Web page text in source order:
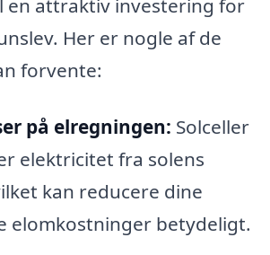
en attraktiv investering for
Her er nogle af de
forvente:
på elregningen: Solceller
elektricitet fra solens
kan reducere dine
elomkostninger betydeligt.